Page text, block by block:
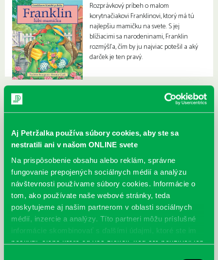
Aj Petržalka používa súbory cookies, aby ste sa
nestratili ani v našom ONLINE svete
Na prispôsobenie obsahu alebo reklám, správne
fungovanie prepojených sociálnych médií a analýzu
návštevnosti používame súbory cookies. Informácie o
tom, ako používate naše webové stránky, teda
poskytujeme aj našim partnerom v oblasti sociálnych
médií, inzercie a analýzy. Títo partneri môžu príslušné
informácie skombinovať s ďalšími údajmi, ktoré ste im
poskytli, alebo ktoré od vás získali, keď ste používali ich
Rozprávkový príbeh o malom
korytnačiakovi Franklinovi, ktorý má tú
najlepšiu mamičku na svete. S jej
blížiacimi sa narodeninami, Franklin
rozmýšľa, čím by ju najviac potešil a aký
darček je ten pravý.